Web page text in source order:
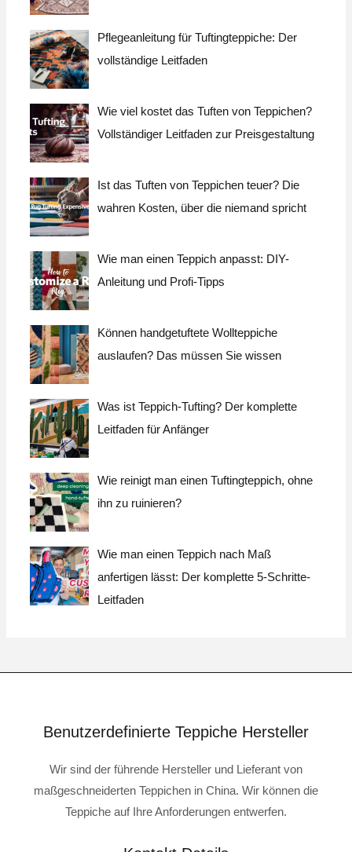
Pflegeanleitung für Tuftingteppiche: Der
vollständige Leitfaden
Wie viel kostet das Tuften von Teppichen?
Vollständiger Leitfaden zur Preisgestaltung
Ist das Tuften von Teppichen teuer? Die
wahren Kosten, über die niemand spricht
Wie man einen Teppich anpasst: DIY-
Anleitung und Profi-Tipps
Können handgetuftete Wollteppiche
auslaufen? Das müssen Sie wissen
Was ist Teppich-Tufting? Der komplette
Leitfaden für Anfänger
Wie reinigt man einen Tuftingteppich, ohne
ihn zu ruinieren?
Wie man einen Teppich nach Maß
anfertigen lässt: Der komplette 5-Schritte-
Leitfaden
Benutzerdefinierte Teppiche Hersteller
Wir sind der führende Hersteller und Lieferant von
maßgeschneiderten Teppichen in China. Wir können die
Teppiche auf Ihre Anforderungen entwerfen.